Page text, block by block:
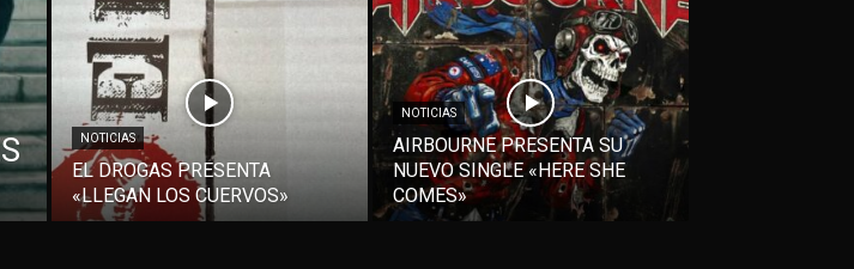
NOTICIAS
EL DROGAS PRESENTA
«LLEGAN LOS CUERVOS»
NOTICIAS
AIRBOURNE PRESENTA SU
NUEVO SINGLE «HERE SHE
COMES»